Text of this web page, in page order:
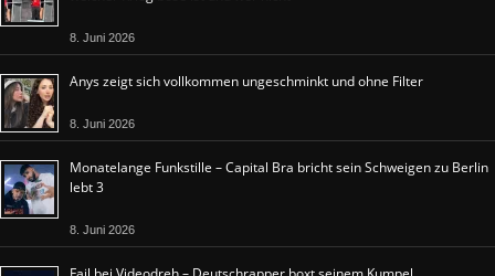
8. Juni 2026
Anys zeigt sich vollkommen ungeschminkt und ohne Filter
8. Juni 2026
Monatelange Funkstille – Capital Bra bricht sein Schweigen zu Berlin
lebt 3
8. Juni 2026